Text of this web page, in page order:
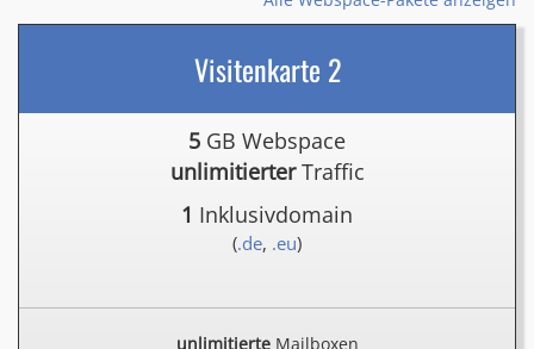
Visitenkarte 2
5 GB Webspace
unlimitierterTraffic
1 Inklusivdomain
(.de, .eu)
unlimitierteMailboxen